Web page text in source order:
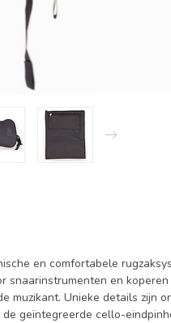
en comfortabele
en
Unieke details zijn
geïntegreerde cello-